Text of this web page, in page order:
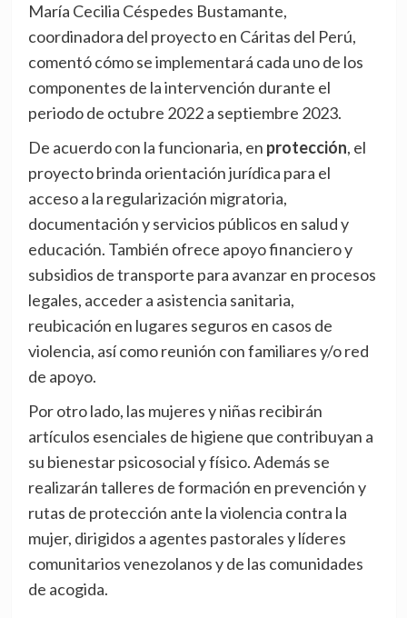
María Cecilia Céspedes Bustamante,
coordinadora del proyecto en Cáritas del Perú,
comentó cómo se implementará cada uno de los
componentes de la intervención durante el
periodo de octubre 2022 a septiembre 2023.
De acuerdo con la funcionaria, en protección, el
proyecto brinda orientación jurídica para el
acceso a la regularización migratoria,
documentación y servicios públicos en salud y
educación. También ofrece apoyo financiero y
subsidios de transporte para avanzar en procesos
legales, acceder a asistencia sanitaria,
reubicación en lugares seguros en casos de
violencia, así como reunión con familiares y/o red
de apoyo.
Por otro lado, las mujeres y niñas recibirán
artículos esenciales de higiene que contribuyan a
su bienestar psicosocial y físico. Además se
realizarán talleres de formación en prevención y
rutas de protección ante la violencia contra la
mujer, dirigidos a agentes pastorales y líderes
comunitarios venezolanos y de las comunidades
de acogida.